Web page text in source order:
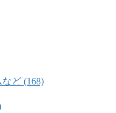
ど (168)